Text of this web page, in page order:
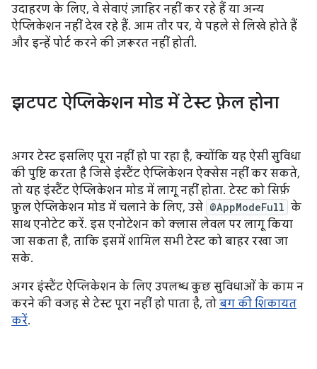
उदाहरण के लिए, वे सेवाएं ज़ाहिर नहीं कर रहे हैं या अन्य
ऐप्लिकेशन नहीं देख रहे हैं. आम तौर पर, ये पहले से लिखे होते हैं
और इन्हें पोर्ट करने की ज़रूरत नहीं होती.
झटपट ऐप्लिकेशन मोड में टेस्ट फ़ेल होना
अगर टेस्ट इसलिए पूरा नहीं हो पा रहा है, क्योंकि यह ऐसी सुविधा
की पुष्टि करता है जिसे इंस्टैंट ऐप्लिकेशन ऐक्सेस नहीं कर सकते,
तो यह इंस्टैंट ऐप्लिकेशन मोड में लागू नहीं होता. टेस्ट को सिर्फ़
फ़ुल ऐप्लिकेशन मोड में चलाने के लिए, उसे @AppModeFull के
साथ एनोटेट करें. इस एनोटेशन को क्लास लेवल पर लागू किया
जा सकता है, ताकि इसमें शामिल सभी टेस्ट को बाहर रखा जा
सके.
अगर इंस्टैंट ऐप्लिकेशन के लिए उपलब्ध कुछ सुविधाओं के काम न
करने की वजह से टेस्ट पूरा नहीं हो पाता है, तो बग की शिकायत
करें.